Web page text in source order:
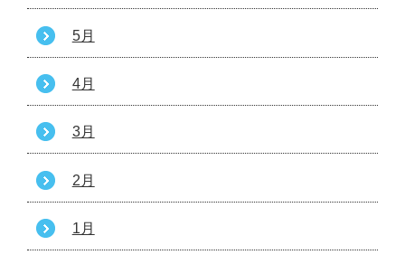
5月
4月
3月
2月
1月